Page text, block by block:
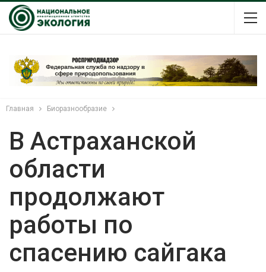
Главная Биоразнообразие
В Астраханской
области
продолжают
работы по
спасению сайгака